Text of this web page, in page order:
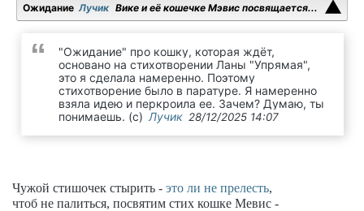
Ожидание Лучик Вике и её кошечке Мэвис посвящается...
"Ожидание" про кошку, которая ждёт,
основано на стихотворении Ланы "Упрямая",
это я сделала намеренно. Поэтому
стихотворение было в паратуре. Я намеренно
взяла идею и перкроила еe. Зачем? Думаю, ты
понимаешь. (с) Лучик 28/12/2025 14:07
Чужой стишочек стырить - это ли не прелесть,
чтоб не палиться, посвятим стих кошке Мевис -